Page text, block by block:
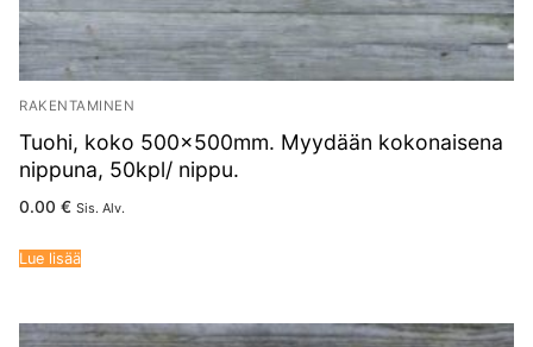
RAKENTAMINEN
Tuohi, koko 500x500mm. Myydään kokonaisena
nippuna, 50kpl/ nippu.
0.00 € Sis. Alv.
Lue lisää